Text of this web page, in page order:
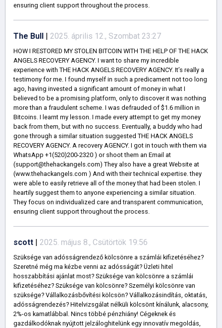
ensuring client support throughout the process.
The Bull | 2025. április 12., Szombat 23:27
HOW I RESTORED MY STOLEN BITCOIN WITH THE HELP OF THE HACK
ANGELS RECOVERY AGENCY. I want to share my incredible
experience with THE HACK ANGELS RECOVERY AGENCY. It’s really a
testimony for me. I found myself in such a predicament not too long
ago, having invested a significant amount of money in what I
believed to be a promising platform, only to discover it was nothing
more than a fraudulent scheme. I was defrauded of $1.6 million in
Bitcoins. I learnt my lesson. I made every attempt to get my money
back from them, but with no success. Eventually, a buddy who had
gone through a similar situation suggested THE HACK ANGELS
RECOVERY AGENCY. A recovery AGENCY. I got in touch with them via
WhatsApp +1(520)200-2320 ) or shoot them an Email at
(support@thehackangels.com) They also have a great Website at
(www.thehackangels.com ) And with their technical expertise. they
were able to easily retrieve all of the money that had been stolen. I
heartily suggest them to anyone experiencing a similar situation.
They focus on individualized care and transparent communication,
ensuring client support throughout the process.
scott | 2025. május 8., Csütörtök 19:56
Szüksége van adósságrendező kölcsönre a számlái kifizetéséhez?
Szeretné még ma kézbe venni az adósságát? Üzleti hitel
hosszabbítási ajánlat most? Szüksége van kölcsönre a számlái
kifizetéséhez? Szüksége van kölcsönre? Személyi kölcsönre van
szüksége? Vállalkozásbővítési kölcsön? Vállalkozásindítás, oktatás,
adósságrendezés? Hitelvizsgálat nélküli kölcsönt kínálunk, alacsony,
2%-os kamatlábbal. Nincs többé pénzhiány! Cégeknek és
gazdálkodóknak nyújtott jelzáloghitelünk egy innovatív megoldás,